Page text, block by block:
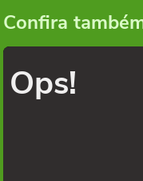
Confira
Ops!